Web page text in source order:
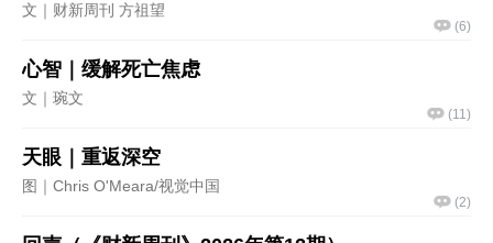
文｜财新周刊 方祖望
(6)
心智｜缓解死亡焦虑
文｜琬文
(11)
天眼｜重返深空
图｜Chris O'Meara/视觉中国
(2)